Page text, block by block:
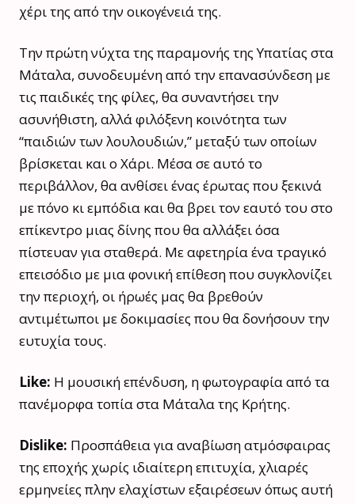
χέρι της από την οικογένειά της.
Την πρώτη νύχτα της παραμονής της Υπατίας στα
Μάταλα, συνοδευμένη από την επανασύνδεση με
τις παιδικές της φίλες, θα συναντήσει την
ασυνήθιστη, αλλά φιλόξενη κοινότητα των
“παιδιών των λουλουδιών,” μεταξύ των οποίων
βρίσκεται και ο Χάρι. Μέσα σε αυτό το
περιβάλλον, θα ανθίσει ένας έρωτας που ξεκινά
με πόνο κι εμπόδια και θα βρει τον εαυτό του στο
επίκεντρο μιας δίνης που θα αλλάξει όσα
πίστευαν για σταθερά. Με αφετηρία ένα τραγικό
επεισόδιο με μια φονική επίθεση που συγκλονίζει
την περιοχή, οι ήρωές μας θα βρεθούν
αντιμέτωποι με δοκιμασίες που θα δονήσουν την
ευτυχία τους.
Like: Η μουσική επένδυση, η φωτογραφία από τα
πανέμορφα τοπία στα Μάταλα της Κρήτης.
Dislike: Προσπάθεια για αναβίωση ατμόσφαιρας
της εποχής χωρίς ιδιαίτερη επιτυχία, χλιαρές
ερμηνείες πλην ελαχίστων εξαιρέσεων όπως αυτή